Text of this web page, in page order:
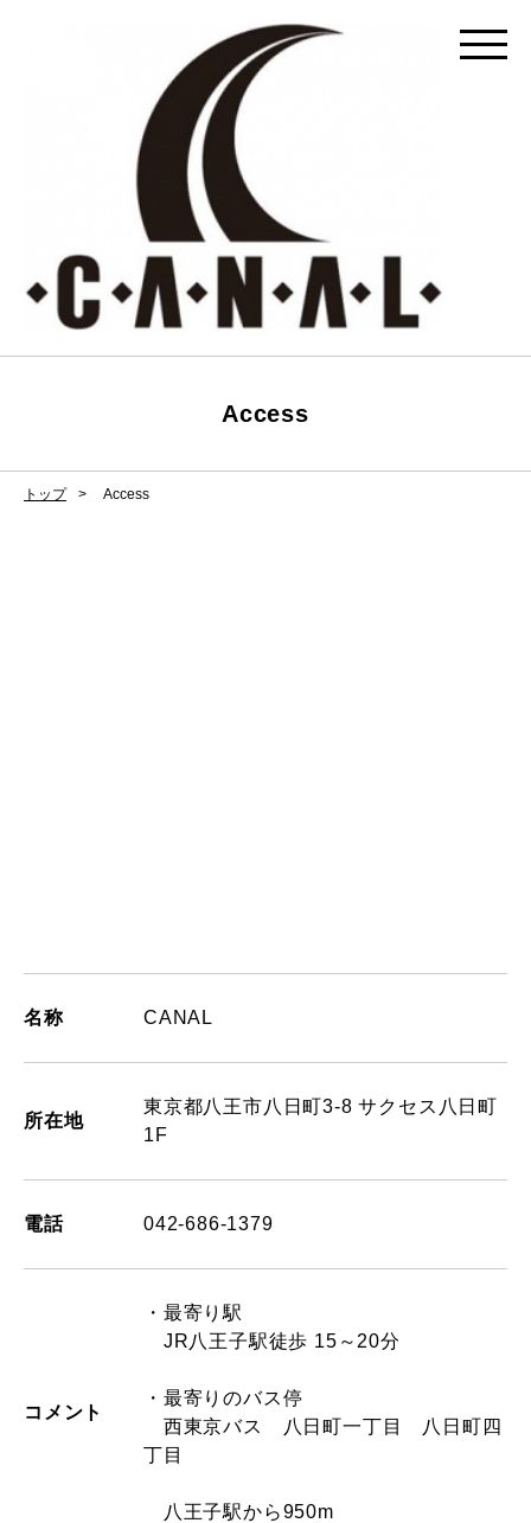
Access
トップ Access
名称 CANAL
所在地
東京都八王市八日町3-8 サクセス八日町
1F
電話 042-686-1379
コメント
・最寄り駅
JR八王子駅徒歩 15～20分
・最寄りのバス停
西東京バス 八日町一丁目 八日町四
丁目
八王子駅から950m